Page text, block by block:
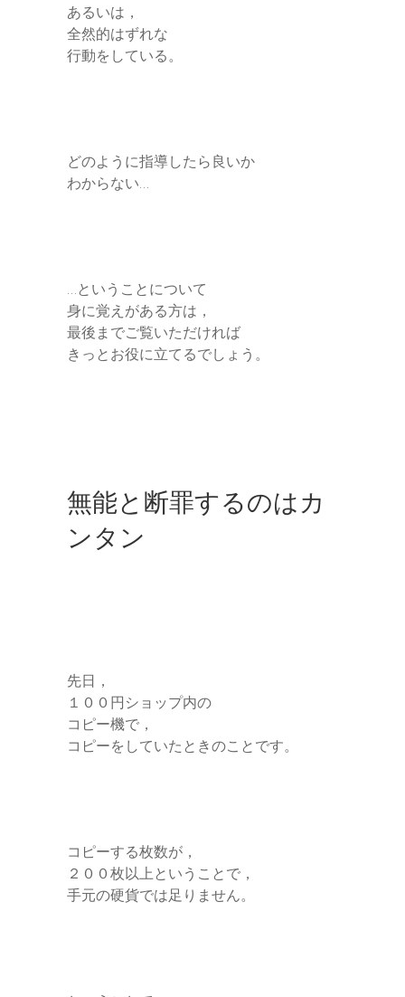
あるいは，
全然的はずれな
行動をしている。
どのように指導したら良いか
わからない…
…ということについて
身に覚えがある方は，
最後までご覧いただければ
きっとお役に立てるでしょう。
無能と断罪するのはカ
ンタン
先日，
１００円ショップ内の
コピー機で，
コピーをしていたときのことです。
コピーする枚数が，
２００枚以上ということで，
手元の硬貨では足りません。